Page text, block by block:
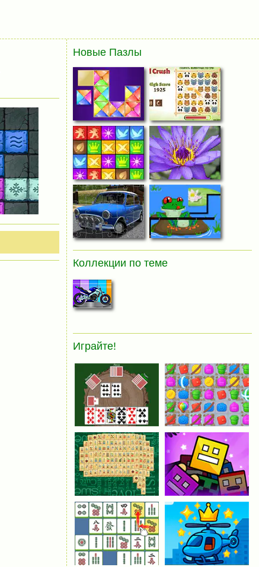
Новые Пазлы
Коллекции по теме
Играйте!